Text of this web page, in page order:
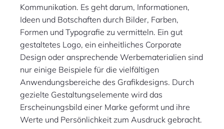
Kommunikation. Es geht darum, Informationen,
Ideen und Botschaften durch Bilder, Farben,
Formen und Typografie zu vermitteln. Ein gut
gestaltetes Logo, ein einheitliches Corporate
Design oder ansprechende Werbematerialien sind
nur einige Beispiele für die vielfältigen
Anwendungsbereiche des Grafikdesigns. Durch
gezielte Gestaltungselemente wird das
Erscheinungsbild einer Marke geformt und ihre
Werte und Persönlichkeit zum Ausdruck gebracht.